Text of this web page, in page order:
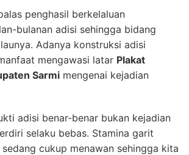
penghasil berkelaluan
bulanan adisi sehingga bidang
Adanya konstruksi adisi
mengawasi latar Plakat
Sarmi mengenai kejadian
adisi benar-benar bukan kejadian
selaku bebas. Stamina garit
cukup menawan sehingga kita